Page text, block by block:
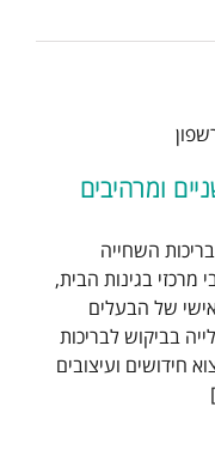
ומרהיבים
השחייה
מרכזי בגינות הבית,
של הבעלים
בביקוש לבריכות
חידושים ועיצובים